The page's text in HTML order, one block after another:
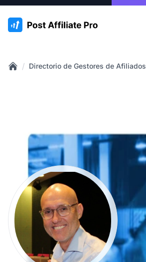
:site.title
/ Directorio de Gestores de Afiliados